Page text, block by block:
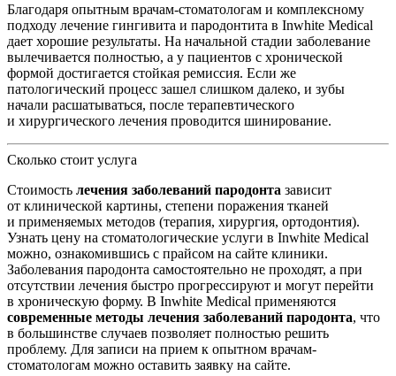
Благодаря опытным врачам-стоматологам и комплексному
подходу лечение гингивита и пародонтита в Inwhite Medical
дает хорошие результаты. На начальной стадии заболевание
вылечивается полностью, а у пациентов с хронической
формой достигается стойкая ремиссия. Если же
патологический процесс зашел слишком далеко, и зубы
начали расшатываться, после терапевтического
и хирургического лечения проводится шинирование.
Сколько стоит услуга
Стоимость лечения заболеваний пародонта зависит
от клинической картины, степени поражения тканей
и применяемых методов (терапия, хирургия, ортодонтия).
Узнать цену на стоматологические услуги в Inwhite Medical
можно, ознакомившись с прайсом на сайте клиники.
Заболевания пародонта самостоятельно не проходят, а при
отсутствии лечения быстро прогрессируют и могут перейти
в хроническую форму. В Inwhite Medical применяются
современные методы лечения заболеваний пародонта, что
в большинстве случаев позволяет полностью решить
проблему. Для записи на прием к опытном врачам-
стоматологам можно оставить заявку на сайте.